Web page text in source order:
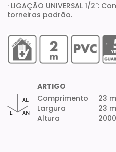
· LIGAÇÃO UNIVERSAL 1/2":
torneiras padrão.
ARTIGO
Comprimento
Largura
Altura
23
23